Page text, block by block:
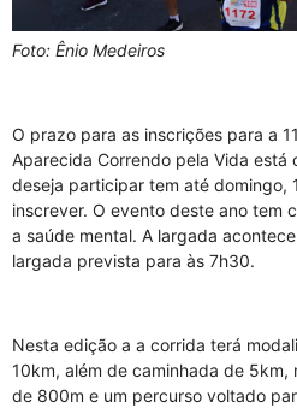
Foto: Ênio Medeiros
O prazo para as inscrições para a
Aparecida Correndo pela Vida está
deseja participar tem até domingo,
inscrever. O evento deste ano tem
a saúde mental. A largada
largada prevista para às 7h30.
Nesta edição a a corrida terá
10km, além de caminhada de
de 800m e um percurso voltado